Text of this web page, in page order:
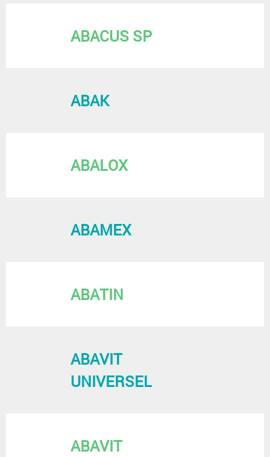
ABACUS SP
ABAK
ABALOX
ABAMEX
ABATIN
ABAVIT
UNIVERSEL
ABAVIT